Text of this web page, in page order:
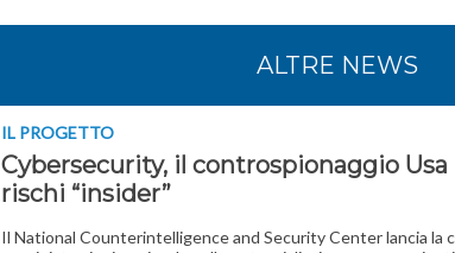
ALTRE NEWS
IL PROGETTO
Cybersecurity, il controspionaggio
rischi “insider”
Il National Counterintelligence and Security Center lancia la